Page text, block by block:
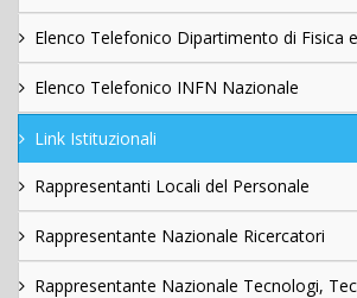
Elenco Telefonico Dipartimento di Fisica
Elenco Telefonico INFN Nazionale
Link Istituzionali
Rappresentanti Locali del Personale
Rappresentante Nazionale Ricercatori
Rappresentante Nazionale Tecnologi,